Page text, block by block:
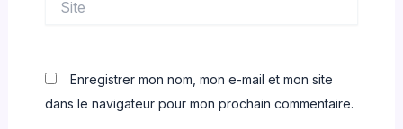
Enregistrer mon nom, mon e-mail et mon site
dans le navigateur pour mon prochain commentaire.